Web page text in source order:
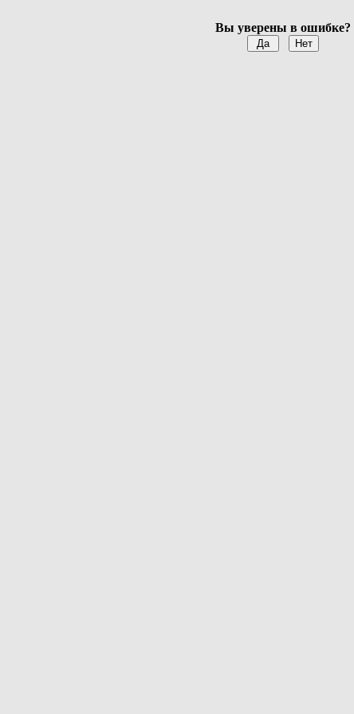
Вы уверены в ошибке?